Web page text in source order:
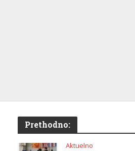
Prethodno:
Aktuelno